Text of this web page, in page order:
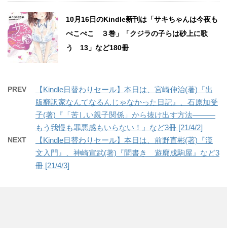
10月16日のKindle新刊は「サキちゃんは今夜も
ぺこぺこ ３巻」「クジラの子らは砂上に歌
う 13」など180冊
PREV
【Kindle日替わりセール】本日は、宮崎伸治(著)『出
版翻訳家なんてなるんじゃなかった日記』、石原加受
子(著)『「苦しい親子関係」から抜け出す方法―――
もう我慢も罪悪感もいらない！』など3冊 [21/4/2]
NEXT
【Kindle日替わりセール】本日は、前野直彬(著)『漢
文入門』、神崎宣武(著)『聞書き 遊廓成駒屋』など3
冊 [21/4/3]